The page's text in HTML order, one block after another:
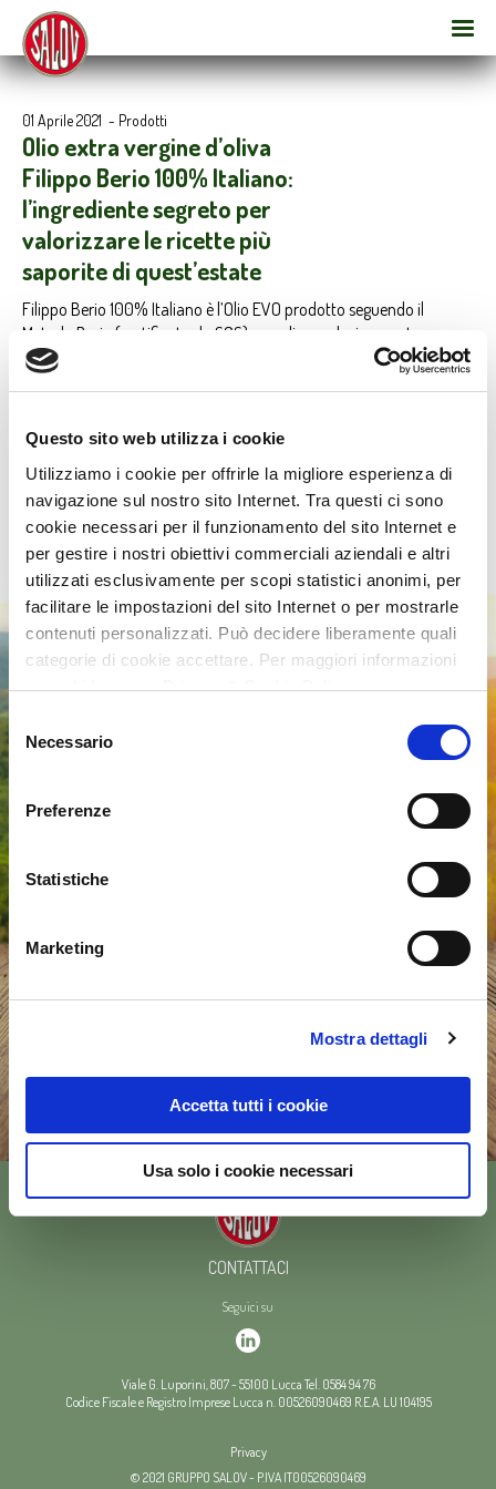
Questo sito web utilizza i cookie
Utilizziamo i cookie per offrirle la migliore esperienza di
navigazione sul nostro sito Internet. Tra questi ci sono
cookie necessari per il funzionamento del sito Internet e
per gestire i nostri obiettivi commerciali aziendali e altri
utilizzati esclusivamente per scopi statistici anonimi, per
facilitare le impostazioni del sito Internet o per mostrarle
contenuti personalizzati. Può decidere liberamente quali
categorie di cookie accettare. Per maggiori informazioni
consulti la nostra Privacy & Cookie Policy
Selezione
delNecessario
Preferenze
Statistiche
Marketing
Mostra dettagli
Accetta tutti i cookie
Usa solo i cookie necessari
01 Aprile 2021 - Prodotti
Olio extra vergine d’oliva
Filippo Berio 100% Italiano:
l’ingrediente segreto per
valorizzare le ricette più
saporite di quest’estate
Filippo Berio 100% Italiano è l’Olio EVO prodotto seguendo il
Metodo Berio (certificato da SGS) con olive esclusivamente
italiane, la cui intera filiera è tracciabile sul sito www.filippoberio.it.
come la panzanella e il polipo con le patate.
Viale G. Luporini, 807- 55100 Lucca Tel. 0584 94 76
Codice Fiscale e Registro Imprese Lucca n. 00526090469 R.E.A. LU 104195
CONTATTACI
Seguici su
Privacy
© 2021 GRUPPO SALOV - P.IVA IT00526090469